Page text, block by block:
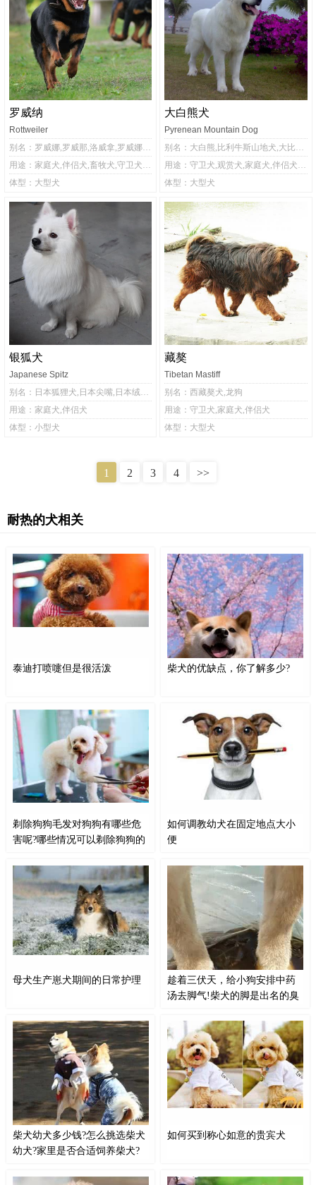
罗威纳
Rottweiler
别名：罗威娜,罗威那,洛威拿,罗威娜犬,罗威那犬,洛威拿犬,罗维纳犬,罗威纳犬
用途：家庭犬,伴侣犬,畜牧犬,守卫犬,护卫犬,警犬
体型：大型犬
大白熊犬
Pyrenean Mountain Dog
别名：大白熊,比利牛斯山地犬,大比利牛斯犬,比利牛斯狆
用途：守卫犬,观赏犬,家庭犬,伴侣犬,警犬
体型：大型犬
银狐犬
Japanese Spitz
用途：家庭犬,伴侣犬
体型：小型犬
藏獒
Tibetan Mastiff
别名：西藏獒犬,龙狗
用途：守卫犬,家庭犬,伴侣犬
体型：大型犬
1 2 3 4 >>
耐热的犬相关
泰迪打喷嚏但是很活泼
需要进一步观察它打喷嚏的次数是
否频繁，或是否伴有流鼻涕、咳
嗽、以及眼睛分泌物增加等。虽然
泰迪目前很活泼，但是宠主也要多
加注意，以免因为没有及时加以诊
断并介入治疗，使泰迪的情况加
柴犬的优缺点，你了解多少?
管是什么品种的狗狗都会有优缺点
的。柴犬也不例外，下面这篇文章
就写给那些想养柴犬的小伙伴们。
先说缺点吧一、柴犬天性活泼好动
大家都知道柴犬以前在日本是被当
做猎犬来饲养的...
剃除狗狗毛发对狗狗有哪些危
害呢?哪些情况可以剃除狗狗的
观，过年给自己穿新衣服、做造
型，也不忘给狗狗买新衣服，换造
型，所以经常能看到很多宠主会带
着自家狗狗去做造型，我们也总是
能够在外面看到各种狗狗们各种奇
怪的造型，就是宠主会把狗狗身上
发。
如何调教幼犬在固定地点大小
便
进行调教了，那么在调教之前，要
注意三个原则。第一个，给你的爱
犬起一个名字，并且经常呼喊它的
名字，通常在几周之后它就会习惯
了；第二个，调教的口令要简单，
并且吐字清晰，家里面的人员都要
统一口令，比如“坐”“左手”“右
手”“后退”等等；
母犬生产崽犬期间的日常护理
犬，最好不要再有怀孕的机会。就
如同人一般，年纪愈大受孕机会较
低，危险率也愈高；发情时一般为
轻微的血量，如果量很多，可能为
子宫内膜炎或子宫蓄脓等病症，严
重时可能会致命。
趁着三伏天，给小狗安排中药
汤去脚气!柴犬的脚是出名的臭
脚是出名的臭啊哈哈哈，趁着三伏
天，给它搞个金银花艾草汤泡泡
脚，去去脚气后jio jio（图自：柴
犬ChauB）网友：——你……你人
才啊姐妹——才想说 怎么只给我
们家小狗泡前脚！
柴犬幼犬多少钱?怎么挑选柴犬
幼犬?家里是否合适饲养柴犬?
治愈的狗狗，因而很多人在养宠物
如何买到称心如意的贵宾犬
饲养贵宾犬的时候也能够感受到饲